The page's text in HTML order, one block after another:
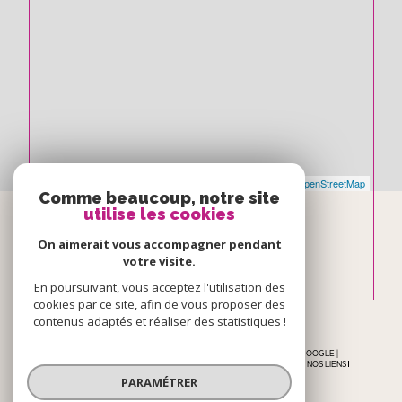
© OpenStreetMap
Espace
PROPRIÉTAIRE
se connecter
© 2026 | TOUS DROITS RÉSERVÉS | TRADUCTION POWERED BY GOOGLE |
NOS HONORAIRES
PLAN DU SITE MENTIONS LÉGALES ADMIN
NOS LIENS
POLITIQUE RGPD
Comme beaucoup, notre site
utilise les cookies
On aimerait vous accompagner pendant
votre visite.
En poursuivant, vous acceptez l'utilisation des
cookies par ce site, afin de vous proposer des
contenus adaptés et réaliser des statistiques !
PARAMÉTRER